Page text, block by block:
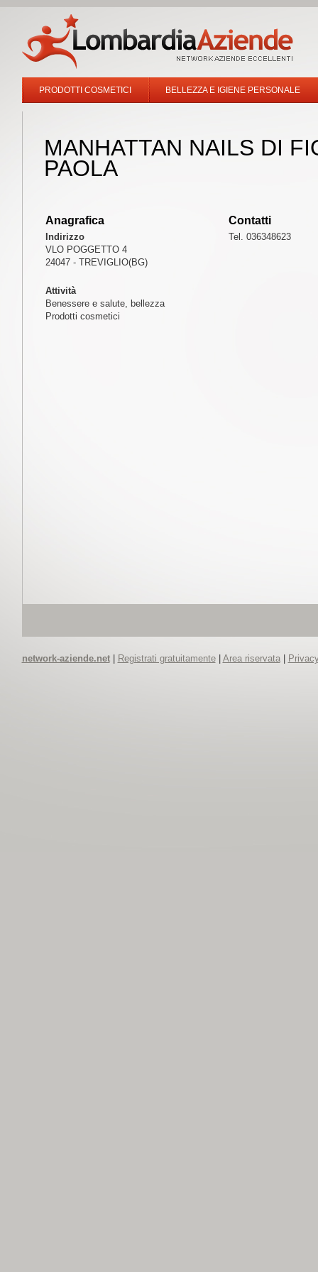
PRODOTTI COSMETICI BELLEZZA E IGIENE PERSONALE
MANHATTAN NAILS DI
PAOLA
Anagrafica
Indirizzo
VLO POGGETTO 4
24047 - TREVIGLIO(BG)
Contatti
Tel. 036348623
Attività
Benessere e salute, bellezza
Prodotti cosmetici
network-aziende.net| Registrati gratuitamente| Area riservata|